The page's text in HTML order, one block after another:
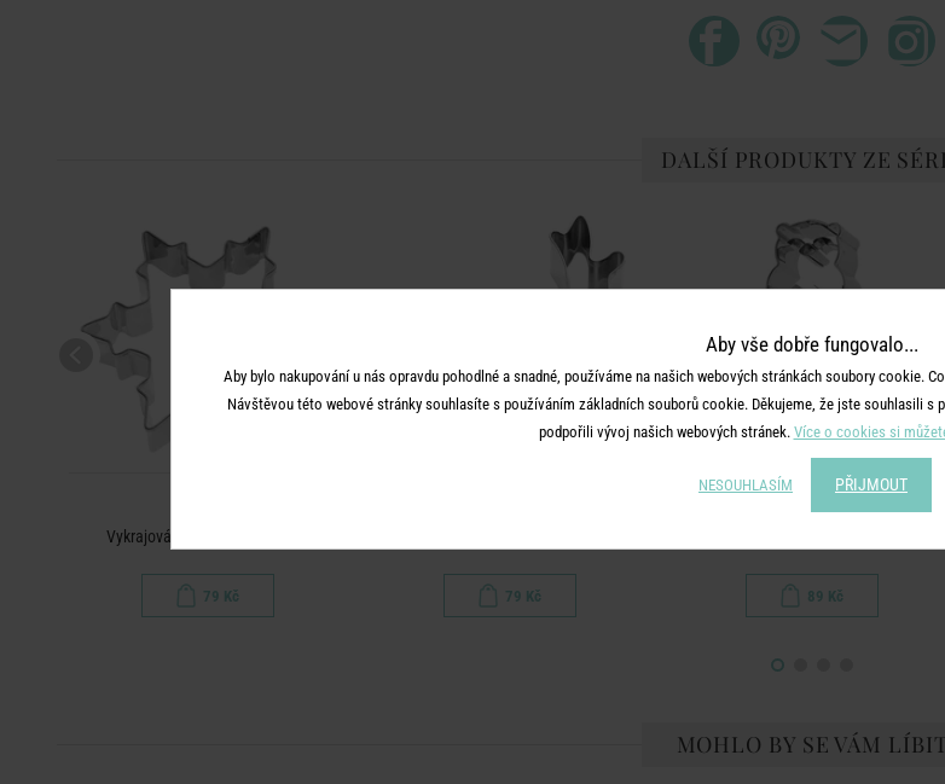
DALŠÍ PRODUKTY ZE
Vykrajovátko na cukroví vločka
79 Kč 79 Kč
BISCUIT
89 Kč
MOHLO BY SE VÁM
Aby vše dobře fungovalo...
Aby bylo nakupování u nás opravdu pohodlné a snadné, používáme na našich webových stránkách soubory cookie.
Návštěvou této webové stránky souhlasíte s používáním základních souborů cookie. Děkujeme, že jste souhlasili
podpořili vývoj našich webových stránek. Více o cookies si
NESOUHLASÍM PŘIJMOUT